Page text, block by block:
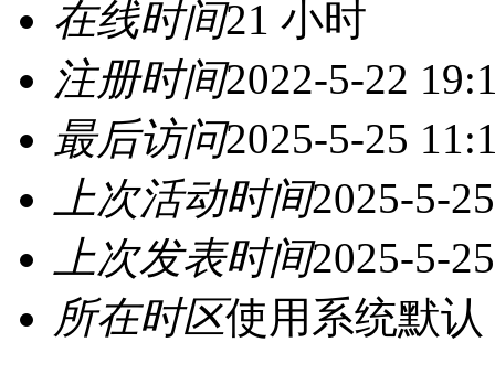
在线时间21 小时
注册时间2022-5-22
最后访问2025-5-25
上次活动时间2025-5-
上次发表时间2025-5-
所在时区使用系统默认